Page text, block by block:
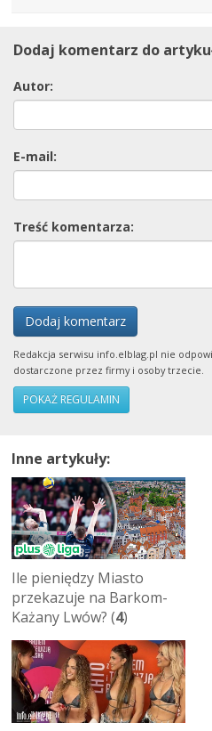
Dodaj komentarz do
Autor:
E-mail:
Treść komentarza:
Dodaj komentarz
Redakcja serwisu info.elblag.pl nie
dostarczone przez firmy i osoby trzecie.
POKAŻ REGULAMIN
Inne artykuły:
Ile pieniędzy Miasto
przekazuje na Barkom-
Każany Lwów? (4)